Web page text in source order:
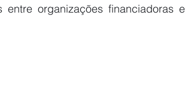
entre organizações financiadoras e